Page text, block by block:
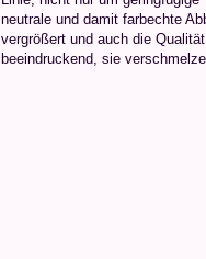
neutrale und damit farbechte
vergrößert und auch die
beeindruckend, sie